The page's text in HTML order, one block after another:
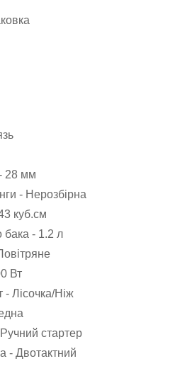
28 мм
- Нерозбірна
куб.см
- 1.2 л
Вт
- Лісочка/Ніж
стартер
- Двотактний